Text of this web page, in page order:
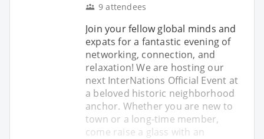
9 attendees
Join your fellow global minds and
expats for a fantastic evening of
networking, connection, and
relaxation! We are hosting our
next InterNations Official Event at
a beloved historic neighborhood
anchor. Whether you are new to
town or a long-time member,
come raise a glass with an